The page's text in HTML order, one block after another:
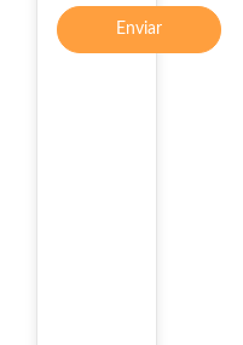
Enviar